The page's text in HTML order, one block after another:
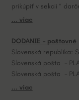
prikúpiť v sekcii “
... viac
DODANIE – poštovné
Slovenská republika:
Slovenská pošta –
Slovenská pošta –
... viac